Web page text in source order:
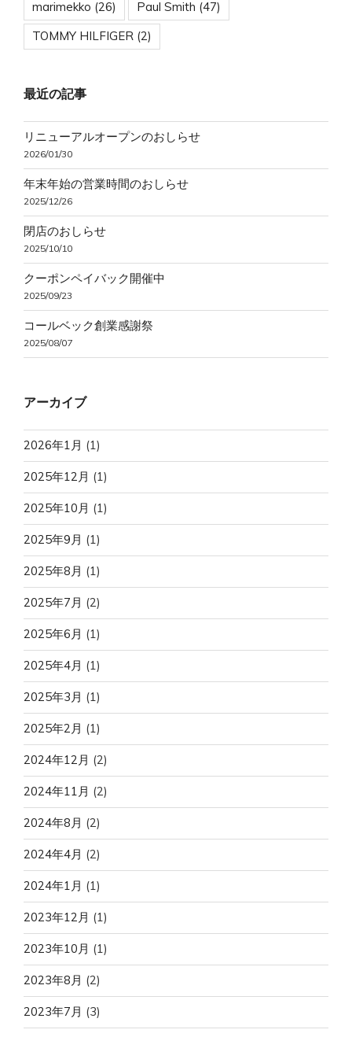
marimekko (26) Paul Smith (47)
TOMMY HILFIGER (2)
最近の記事
リニューアルオープンのおしらせ
2026/01/30
年末年始の営業時間のおしらせ
2025/12/26
閉店のおしらせ
2025/10/10
クーポンペイバック開催中
2025/09/23
コールベック創業感謝祭
2025/08/07
アーカイブ
2026年1月 (1)
2025年12月 (1)
2025年10月 (1)
2025年9月 (1)
2025年8月 (1)
2025年7月 (2)
2025年6月 (1)
2025年4月 (1)
2025年3月 (1)
2025年2月 (1)
2024年12月 (2)
2024年11月 (2)
2024年8月 (2)
2024年4月 (2)
2024年1月 (1)
2023年12月 (1)
2023年10月 (1)
2023年8月 (2)
2023年7月 (3)